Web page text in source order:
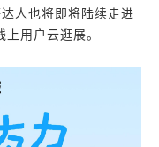
人也将即将陆续走进
上用户云逛展。